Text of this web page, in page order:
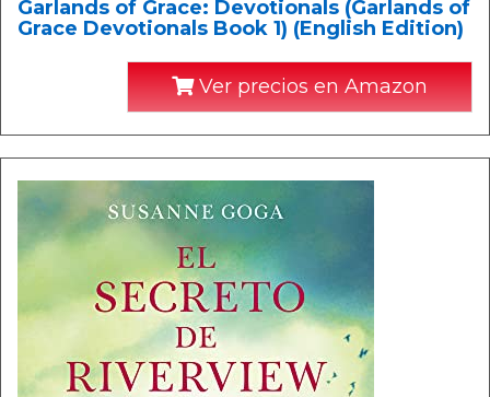
Garlands of Grace: Devotionals (Garlands of
Grace Devotionals Book 1) (English Edition)
Ver precios en Amazon